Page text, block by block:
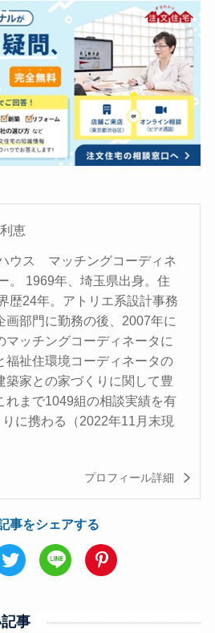
恵
ウス マッチングコーディネ
。 1969年、埼玉県出身。住
歴24年。アトリエ系設計事務
画部門に勤務の後、2007年に
マッチングコーディネータに
福祉住環境コーディネータの
築家との家づくりに関して豊
れまで1049組の相談実績を有
に携わる（2022年11月末現
プロフィール詳細
事をシェアする
事